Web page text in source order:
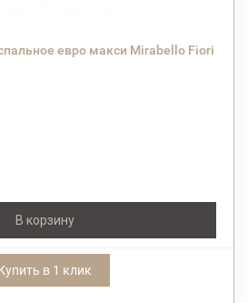
евро макси Mirabello Fiori
В корзину
в 1 клик